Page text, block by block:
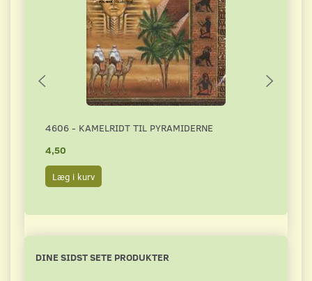
4606 - KAMELRIDT TIL PYRAMIDERNE
4,50
Læg i kurv
DINE SIDST SETE PRODUKTER